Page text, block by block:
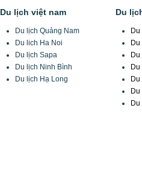
Du lịch việt nam
Du lịch Quảng Nam
Du lich Ha Noi
Du lịch Sapa
Du lịch Ninh Bình
Du lịch Hạ Long
Du